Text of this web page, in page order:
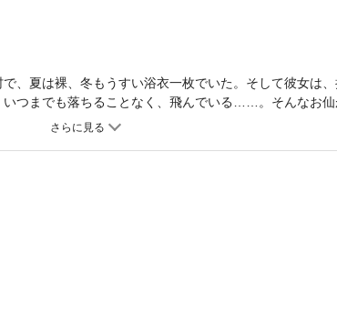
、夏は裸、冬もうすい浴衣一枚でいた。そして彼女は
つまでも落ちることなく、飛んでいる……。そんなお仙
生物との激烈な闘いと、セクシュアルな世界の彷徨……？